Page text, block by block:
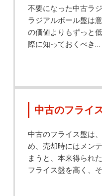
不要になった中古ラ
ラジアルボール盤は
の価値よりもずっと
際に知っておくべき…
中古のフライ
中古のフライス盤は
め、売却時にはメン
まうと、本来得られ
フライス盤を高く、